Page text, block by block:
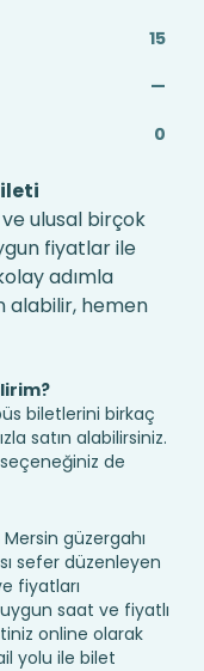
15
—
0
ulusal birçok
fiyatlar ile
adımla
alabilir, hemen
biletlerini birkaç
satın alabilirsiniz.
de
güzergahı
sefer düzenleyen
fiyatları
saat ve fiyatlı
online olarak
yolu ile bilet